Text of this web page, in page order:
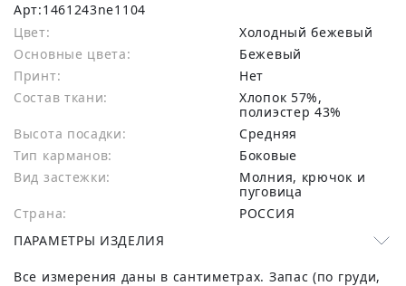
Арт:1461243ne1104
Цвет:
Холодный бежевый
Основные цвета:
бежевый
Принт:
Нет
Состав ткани:
хлопок 57%,
полиэстер 43%
Высота посадки:
Средняя
Тип карманов:
Боковые
Вид застежки:
Молния, крючок и
пуговица
Страна:
РОССИЯ
ПАРАМЕТРЫ ИЗДЕЛИЯ
Все измерения даны в сантиметрах. Запас (по груди,